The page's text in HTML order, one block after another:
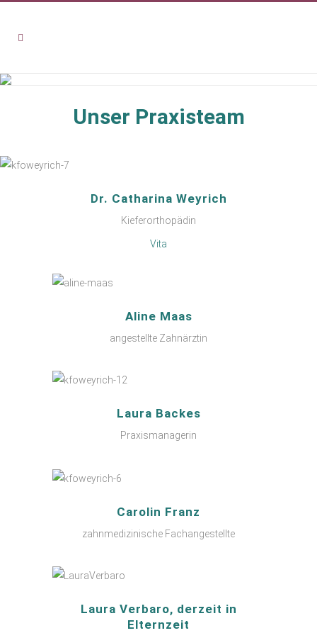
Unser Praxisteam
Dr. Catharina Weyrich
Kieferorthopädin
Vita
Aline Maas
angestellte Zahnärztin
Laura Backes
Praxismanagerin
Carolin Franz
zahnmedizinische Fachangestellte
Laura Verbaro, derzeit in
Elternzeit